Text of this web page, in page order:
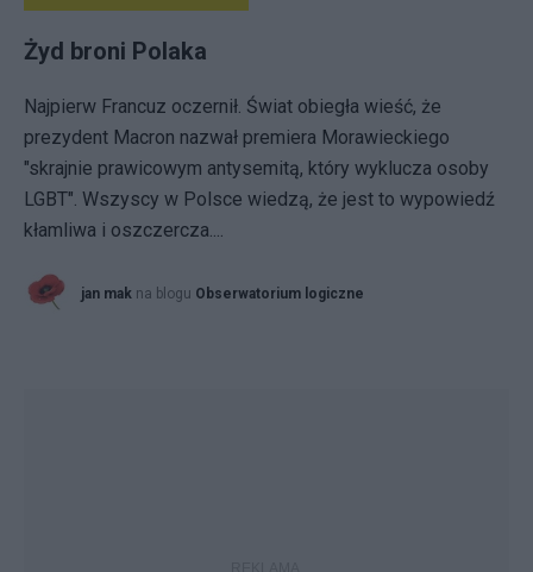
Żyd broni Polaka
Najpierw Francuz oczernił. Świat obiegła wieść, że
prezydent Macron nazwał premiera Morawieckiego
"skrajnie prawicowym antysemitą, który wyklucza osoby
LGBT". Wszyscy w Polsce wiedzą, że jest to wypowiedź
kłamliwa i oszczercza....
jan mak na blogu Obserwatorium logiczne